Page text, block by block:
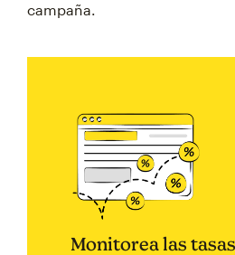
campaña.
Monitorea las